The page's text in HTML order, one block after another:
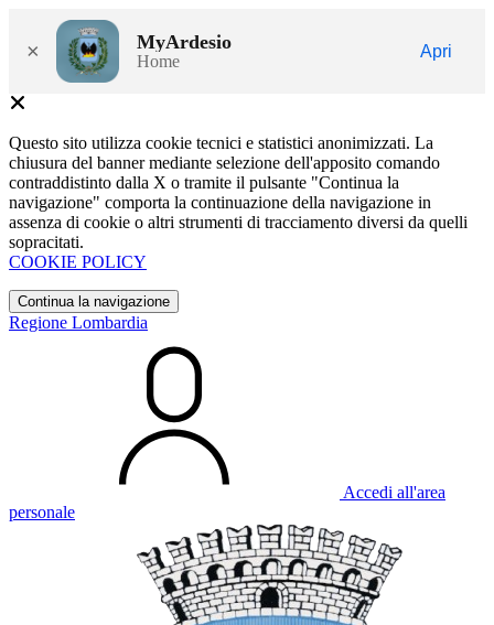
× MyArdesio
Home
Apri
Questo sito utilizza cookie tecnici e statistici anonimizzati. La
chiusura del banner mediante selezione dell'apposito comando
contraddistinto dalla X o tramite il pulsante "Continua la
navigazione" comporta la continuazione della navigazione in
assenza di cookie o altri strumenti di tracciamento diversi da quelli
sopracitati.
COOKIE POLICY
Continua la navigazione
Regione Lombardia
Accedi all'area
personale